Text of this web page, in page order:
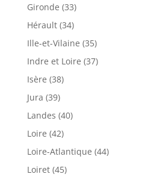
Gironde (33)
Hérault (34)
Ille-et-Vilaine (35)
Indre et Loire (37)
Isère (38)
Jura (39)
Landes (40)
Loire (42)
Loire-Atlantique (44)
Loiret (45)